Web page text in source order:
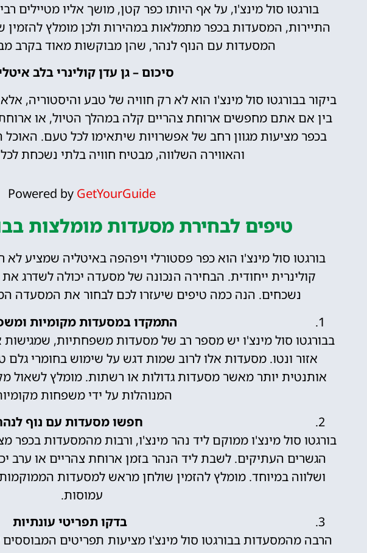
בורגטו סול מינצ'ו, על אף היותו כפר קטן, מושך אליו מטיילים
התיירות, המסעדות בכפר מתמלאות במהירות ולכן מומלץ להזמין
המסעדות עם הנוף לנהר, שהן מבוקשות מאוד בקרב
סיכום – גן עדן קולינרי בלב
ביקור בבורגטו סול מינצ'ו הוא לא רק חוויה של טבע והיסטוריה,
בין אם אתם מחפשים ארוחת צהריים קלה במהלך הטיול, או
בכפר מציעות מגוון רחב של אפשרויות שיתאימו לכל טעם.
והאווירה השלווה, מבטיח חוויה בלתי נשכחת
Powered by GetYourGuide
טיפים לבחירת מסעדות מומלצות
בורגטו סול מינצ'ו הוא כפר פסטורלי ויפהפה באיטליה שמציע לא
קולינרית ייחודית. הבחירה הנכונה של מסעדה יכולה לשדרג
נשכחים. הנה כמה טיפים שיעזרו לכם לבחור את המסעדה
התמקדו במסעדות מקומיות
בבורגטו סול מינצ'ו יש מספר רב של מסעדות משפחתיות,
אזור ונטו. מסעדות אלו לרוב שמות דגש על שימוש בחומרי גלם
אותנטית יותר מאשר מסעדות גדולות או רשתות. מומלץ לשאול
המנוהלות על ידי משפחות
חפשו מסעדות עם נוף
בורגטו סול מינצ'ו ממוקם ליד נהר מינצ'ו, ורבות מהמסעדות בכפר
הגשרים העתיקים. לשבת ליד הנהר בזמן ארוחת צהריים או ערב
ושלווה במיוחד. מומלץ להזמין שולחן מראש למסעדות
עמוסות.
בדקו תפריטי עונתיות
הרבה מהמסעדות בבורגטו סול מינצ'ו מציעות תפריטים